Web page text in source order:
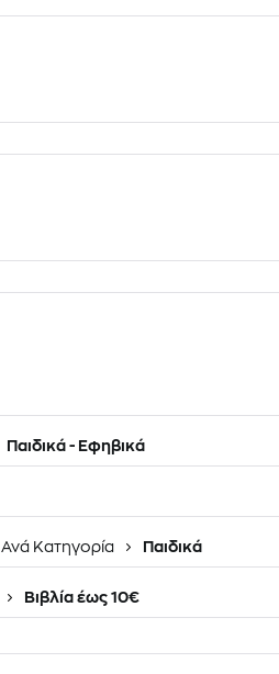
Παιδικά - Εφηβικά
Ανά Κατηγορία Παιδικά
Βιβλία έως 10€